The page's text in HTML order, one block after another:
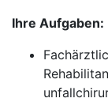
Ihre Aufgaben: